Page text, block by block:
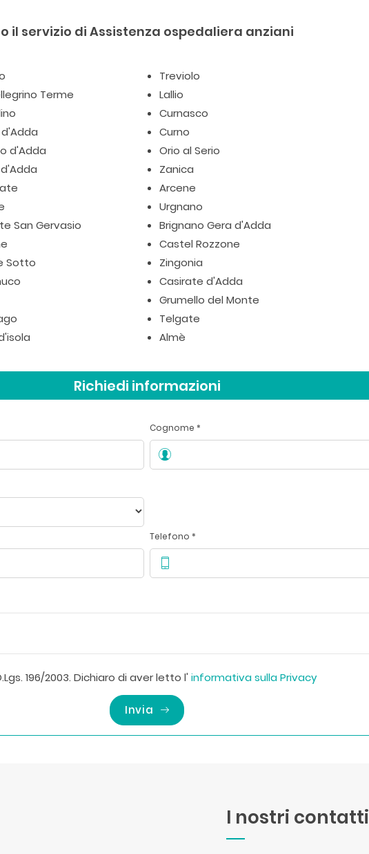
il servizio di Assistenza ospedaliera anziani
Terme
d'Adda
San Gervasio
Sotto
Treviolo
Lallio
Curnasco
Curno
Orio al Serio
Zanica
Arcene
Urgnano
Brignano Gera d'Adda
Castel Rozzone
Zingonia
Casirate d'Adda
Grumello del Monte
Telgate
Almè
Richiedi informazioni
Cognome *
Telefono *
196/2003. Dichiaro di aver letto l' informativa sulla Privacy
Invia
I nostri contatti